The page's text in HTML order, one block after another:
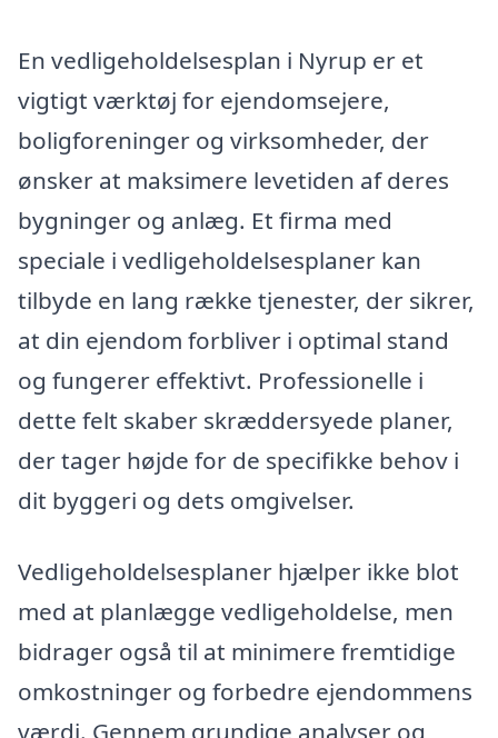
En vedligeholdelsesplan i Nyrup er et
vigtigt værktøj for ejendomsejere,
boligforeninger og virksomheder, der
ønsker at maksimere levetiden af deres
bygninger og anlæg. Et firma med
speciale i vedligeholdelsesplaner kan
tilbyde en lang række tjenester, der sikrer,
at din ejendom forbliver i optimal stand
og fungerer effektivt. Professionelle i
dette felt skaber skræddersyede planer,
der tager højde for de specifikke behov i
dit byggeri og dets omgivelser.
Vedligeholdelsesplaner hjælper ikke blot
med at planlægge vedligeholdelse, men
bidrager også til at minimere fremtidige
omkostninger og forbedre ejendommens
værdi. Gennem grundige analyser og